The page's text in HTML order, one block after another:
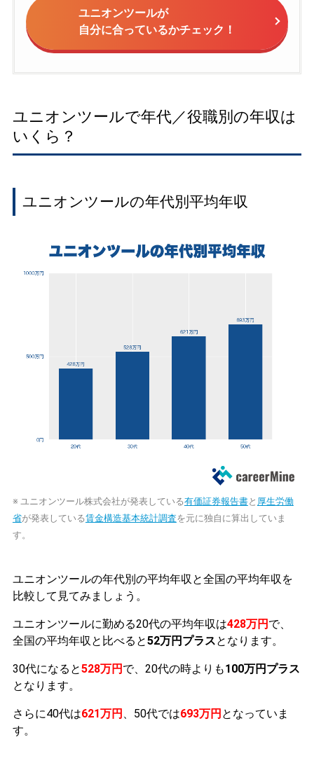
ユニオンツールが
自分に合っているかチェック！
ユニオンツールで年代／役職別の年収は
いくら？
ユニオンツールの年代別平均年収
※ ユニオンツール株式会社が発表している有価証券報告書と 厚生労働
省が発表している賃金構造基本統計調査を元に独自に算出していま
す。
ユニオンツールの年代別の平均年収と全国の平均年収を
比較して見てみましょう。
ユニオンツールに勤める20代の平均年収は428万円 で、
全国の平均年収と比べると52万円プラスとなります。
30代になると528万円 で、20代の時よりも100万円プラス
となります。
さらに40代は621万円 、50代では693万円 となっていま
す。